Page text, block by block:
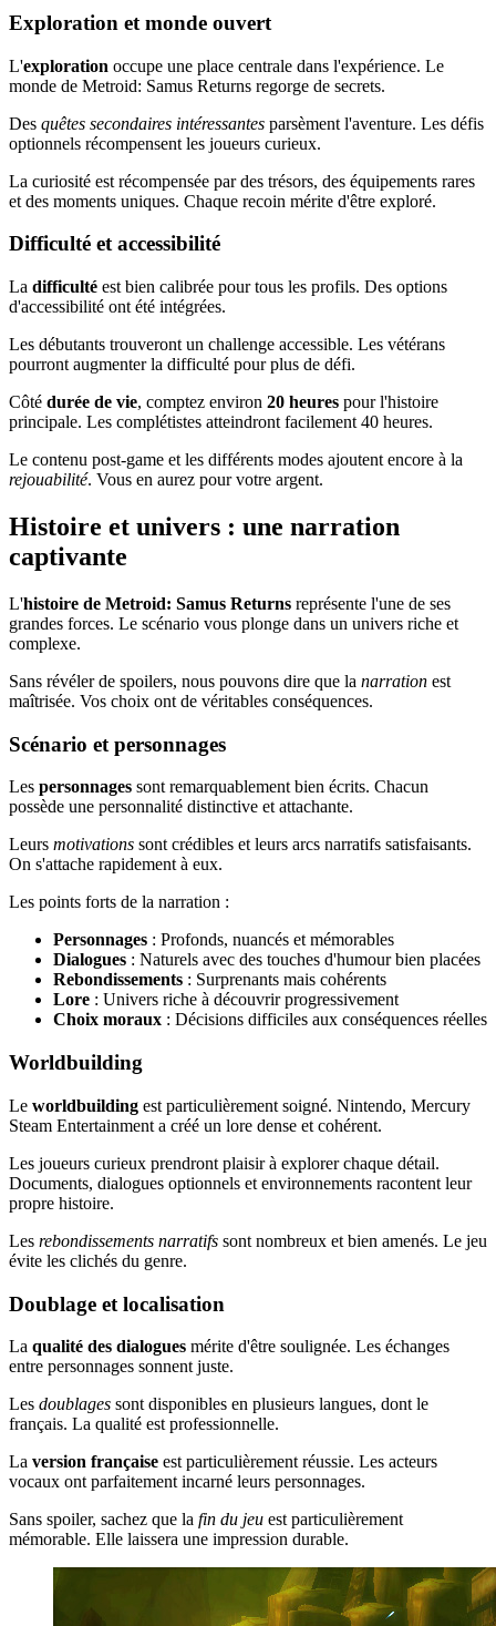
Exploration et monde ouvert
L'exploration occupe une place centrale dans l'expérience. Le
monde de Metroid: Samus Returns regorge de secrets.
Des quêtes secondaires intéressantes parsèment l'aventure. Les défis
optionnels récompensent les joueurs curieux.
La curiosité est récompensée par des trésors, des équipements rares
et des moments uniques. Chaque recoin mérite d'être exploré.
Difficulté et accessibilité
La difficulté est bien calibrée pour tous les profils. Des options
d'accessibilité ont été intégrées.
Les débutants trouveront un challenge accessible. Les vétérans
pourront augmenter la difficulté pour plus de défi.
Côté durée de vie, comptez environ 20 heures pour l'histoire
principale. Les complétistes atteindront facilement 40 heures.
Le contenu post-game et les différents modes ajoutent encore à la
rejouabilité. Vous en aurez pour votre argent.
Histoire et univers : une narration
captivante
L'histoire de Metroid: Samus Returns représente l'une de ses
grandes forces. Le scénario vous plonge dans un univers riche et
complexe.
Sans révéler de spoilers, nous pouvons dire que la narration est
maîtrisée. Vos choix ont de véritables conséquences.
Scénario et personnages
Les personnages sont remarquablement bien écrits. Chacun
possède une personnalité distinctive et attachante.
Leurs motivations sont crédibles et leurs arcs narratifs satisfaisants.
On s'attache rapidement à eux.
Les points forts de la narration :
Personnages : Profonds, nuancés et mémorables
Dialogues : Naturels avec des touches d'humour bien placées
Rebondissements : Surprenants mais cohérents
Lore : Univers riche à découvrir progressivement
Choix moraux : Décisions difficiles aux conséquences réelles
Worldbuilding
Le worldbuilding est particulièrement soigné. Nintendo, Mercury
Steam Entertainment a créé un lore dense et cohérent.
Les joueurs curieux prendront plaisir à explorer chaque détail.
Documents, dialogues optionnels et environnements racontent leur
propre histoire.
Les rebondissements narratifs sont nombreux et bien amenés. Le jeu
évite les clichés du genre.
Doublage et localisation
La qualité des dialogues mérite d'être soulignée. Les échanges
entre personnages sonnent juste.
Les doublages sont disponibles en plusieurs langues, dont le
français. La qualité est professionnelle.
La version française est particulièrement réussie. Les acteurs
vocaux ont parfaitement incarné leurs personnages.
Sans spoiler, sachez que la fin du jeu est particulièrement
mémorable. Elle laissera une impression durable.